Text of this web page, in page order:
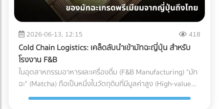
เด็ดขาด 3. การควบคุมอุณหภูมิและความชื้น (Temperature &
Humidity) พลาสติกเกรดการแพทย์บางชนิดมีความไวต่อ
ความชื้นและอุณหภูมิ หากสภาพแวดล้อมแกว่งไปมา อาจส่งผล
ต่อขนาด (Dimension) และความแข็งแรงของชิ้นงาน
Cleanroom จะช่วยรักษาสภาพแวดล้อมให้คงที่ ทำให้ชิ้นส่วน
พลาสติกทุกชิ้นที่ถูกฉีดออกมามีขนาดที่แม่นยำ (Precision) ตาม
ที่วิศวกรออกแบบไว้ การบรรจุภัณฑ์ (Packaging): ขั้นตอนชี้ชะตา
ภายใน Cleanroom จุดบอดที่หลายคนมักมองข้ามคือ
กระบวนการบรรจุ แม้ชิ้นส่วนพลาสติกจะถูกผลิตออกมาอย่าง
แล้วพบว่าวาล์วเกิดการรั่วซึม สิ่งที่ตามมาคือโรงงานต้องหยุด
สายพานการผลิต เสียเวลาถอดประกอบใหม่ และสูญเสียต้นทุน
ค่าแรงของพนักงานไปอย่างเปล่าประโยชน์ (Downtime Cost) 2.
ค่าใช้จ่ายในการเคลมสินค้าและชื่อเสียงที่เสียไป (Warranty
Claims & Reputation) "ความทนทาน" คือหัวใจของเครื่องปรับ
อากาศ ชิ้นส่วนอย่าง Accumulator ทำหน้าที่สำคัญในการดักจับ
ของเหลวไม่ให้ไหลกลับเข้าไปทำลายคอมเพรสเซอร์ หาก
Accumulator เกิดสนิมทะลุ หรือดักของเหลวไม่ได้
คอมเพรสเซอร์จะพังก่อนหมดอายุการใช้งานทันที ต้นทุนในการ
2026-06-13, 12:15 418
Cold Chain Logistics: เคล็ดลับนำเข้ามัทฉะญี่ปุ่น สำหรับ
โรงงาน F&B
ในอุตสาหกรรมอาหารและเครื่องดื่ม (F&B Manufacturing) "มัท
ฉะ" (Matcha) ถือเป็นหนึ่งในวัตถุดิบที่มีมูลค่าสูง (High-value
Ingredient) และได้รับความนิยมอย่างต่อเนื่อง แต่ในขณะเดียวกัน